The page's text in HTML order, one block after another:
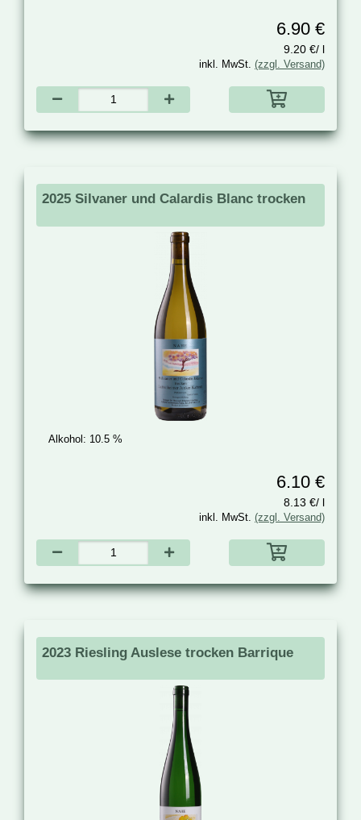
6.90 €
9.20 €/ l
inkl. MwSt. (zzgl. Versand)
2025 Silvaner und Calardis Blanc trocken
Alkohol: 10.5 %
6.10 €
8.13 €/ l
inkl. MwSt. (zzgl. Versand)
2023 Riesling Auslese trocken Barrique